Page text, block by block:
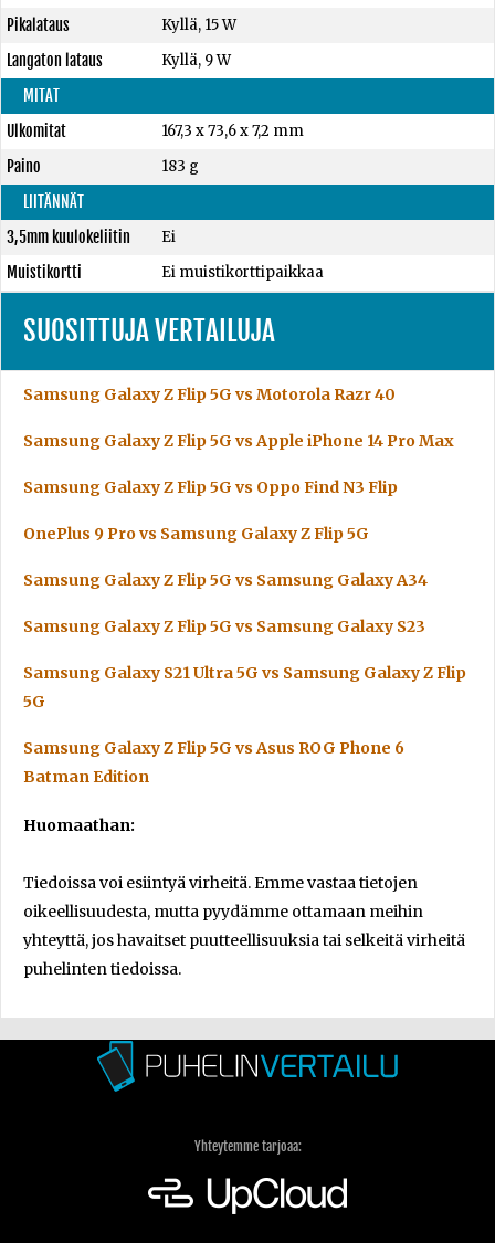
Pikalataus
Kyllä, 15 W
Langaton lataus
Kyllä, 9 W
MITAT
Ulkomitat
167,3 x 73,6 x 7,2 mm
Paino
183 g
LIITÄNNÄT
3,5mm kuulokeliitin
Ei
Muistikortti
Ei muistikorttipaikkaa
SUOSITTUJA VERTAILUJA
Samsung Galaxy Z Flip 5G vs Motorola Razr 40
Samsung Galaxy Z Flip 5G vs Apple iPhone 14 Pro Max
Samsung Galaxy Z Flip 5G vs Oppo Find N3 Flip
OnePlus 9 Pro vs Samsung Galaxy Z Flip 5G
Samsung Galaxy Z Flip 5G vs Samsung Galaxy A34
Samsung Galaxy Z Flip 5G vs Samsung Galaxy S23
Samsung Galaxy S21 Ultra 5G vs Samsung Galaxy Z Flip
5G
Samsung Galaxy Z Flip 5G vs Asus ROG Phone 6
Batman Edition
Huomaathan:
Tiedoissa voi esiintyä virheitä. Emme vastaa tietojen
oikeellisuudesta, mutta pyydämme ottamaan meihin
yhteyttä, jos havaitset puutteellisuuksia tai selkeitä virheitä
puhelinten tiedoissa.
Yhteytemme tarjoaa: